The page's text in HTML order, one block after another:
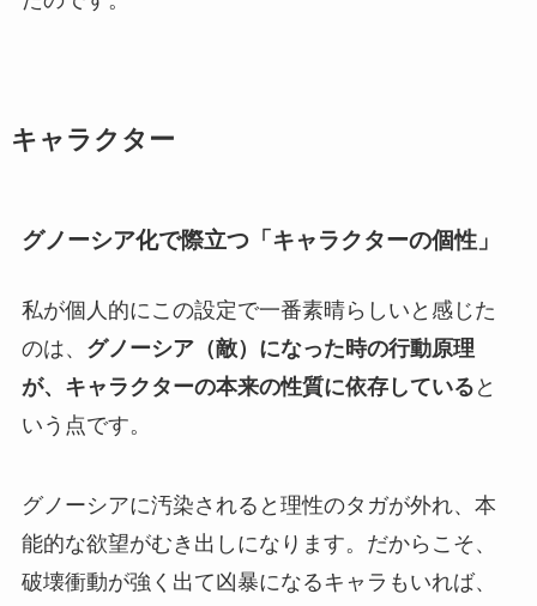
キャラクター
グノーシア化で際立つ「キャラクターの個性」
私が個人的にこの設定で一番素晴らしいと感じた
のは、 グノーシア（敵）になった時の行動原理
が、キャラクターの本来の性質に依存している と
いう点です。
グノーシアに汚染されると理性のタガが外れ、本
能的な欲望がむき出しになります。だからこそ、
破壊衝動が強く出て凶暴になるキャラもいれば、